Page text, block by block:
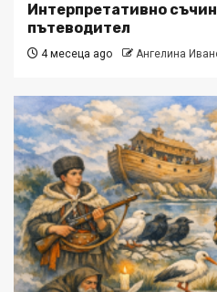
Интерпретативно
пътеводител
4 месеца ago Ангелина